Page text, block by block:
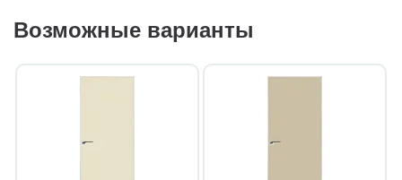
Возможные варианты